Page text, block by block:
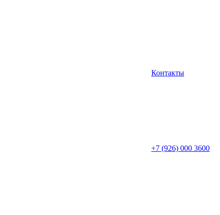
Контакты
+7 (926) 000 3600